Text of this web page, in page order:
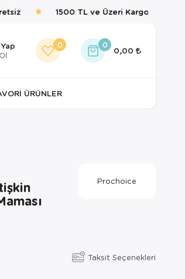
1500 TL ve Üzeri Kargo Ücretsiz
0 0
0,00
ÜRÜNLER
Prochoice
Taksit Seçenekleri